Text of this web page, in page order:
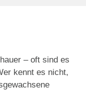
– oft sind es
kennt es nicht,